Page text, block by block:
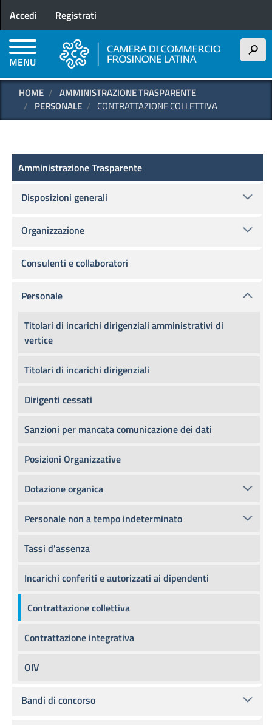
principale
Menu profilo utente
Accedi Registrati
MENU
h
HOME
AMMINISTRAZIONE TRASPARENTE
PERSONALE
CONTRATTAZIONE COLLETTIVA
Amministrazione Trasparente
Amministrazione Trasparente
Disposizioni generali
Organizzazione
Consulenti e collaboratori
Personale
Titolari di incarichi dirigenziali amministrativi di
vertice
Titolari di incarichi dirigenziali
Dirigenti cessati
Sanzioni per mancata comunicazione dei dati
Posizioni Organizzative
Dotazione organica
Personale non a tempo indeterminato
Tassi d'assenza
Incarichi conferiti e autorizzati ai dipendenti
Contrattazione collettiva
Contrattazione integrativa
OIV
Bandi di concorso